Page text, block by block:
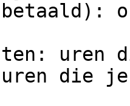
die je